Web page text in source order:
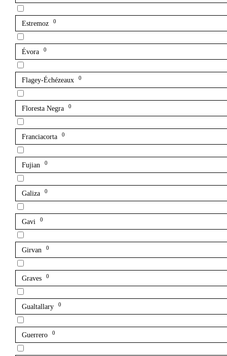
Estremoz 0
Évora 0
Flagey-Échézeaux 0
Floresta Negra 0
Franciacorta 0
Fujian 0
Galiza 0
Gavi 0
Girvan 0
Graves 0
Gualtallary 0
Guerrero 0